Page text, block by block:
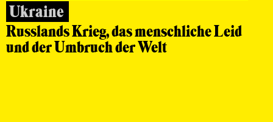
Ukraine
Russlands Krieg, das menschliche Leid
und der Umbruch der Welt